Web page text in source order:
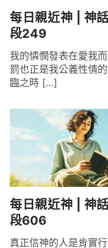
現與他對多馬的説
永久的。多馬代表
信神的全能與主宰
耶穌的復活給了他
疑，承認自己的奸
復活。多馬一事給
一個提示，讓更多
惑，如果像多馬一
跟隨神却總想像多
以此來確定、驗證
你。所以主耶穌要
信，而要做單純誠
每日親近神 | 神
段249
我的憐憫發表在愛我
罰也正是我公義性情
臨之時 […]
每日親近神 | 神
段606
真正信神的人是肯實